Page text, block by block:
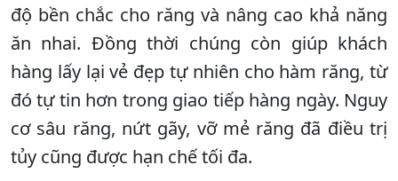
độ bền chắc cho răng và nâng cao khả năng
ăn nhai. Đồng thời chúng còn giúp khách
hàng lấy lại vẻ đẹp tự nhiên cho hàm răng, từ
đó tự tin hơn trong giao tiếp hàng ngày. Nguy
cơ sâu răng, nứt gãy, vỡ mẻ răng đã điều trị
tủy cũng được hạn chế tối đa.